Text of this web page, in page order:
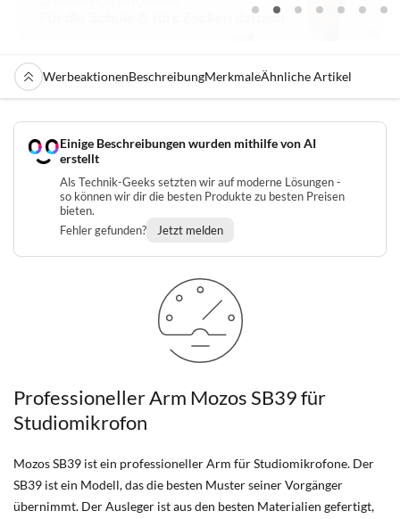
WerbeaktionenBeschreibungMerkmaleÄhnliche Artikel
Einige Beschreibungen wurden mithilfe von AI
erstellt
Als Technik-Geeks setzten wir auf moderne Lösungen -
so können wir dir die besten Produkte zu besten Preisen
bieten.
Fehler gefunden?
Jetzt melden
Professioneller Arm Mozos SB39 für
Studiomikrofon
Mozos SB39 ist ein professioneller Arm für Studiomikrofone. Der
SB39 ist ein Modell, das die besten Muster seiner Vorgänger
übernimmt. Der Ausleger ist aus den besten Materialien gefertigt,